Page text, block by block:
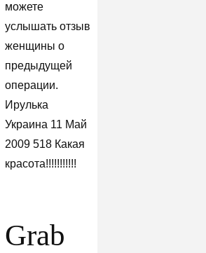
можете
услышать отзыв
женщины о
предыдущей
операции.
Ирулька
Украина 11 Май
2009 518 Какая
красота!!!!!!!!!!!
Grab